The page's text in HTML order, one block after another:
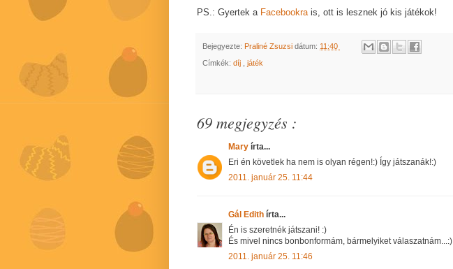
PS.: Gyertek a Facebookrais, ott is lesznek jó kis játékok!
Bejegyezte: Praliné Zsuzsi dátum: 11:40
Címkék: díj , játék
69 megjegyzés :
Mary írta...
Eri én követlek ha nem is olyan régen!:) Így játszanák!:)
2011. január 25. 11:44
Gál Edith írta...
Én is szeretnék játszani! :)
És mivel nincs bonbonformám, bármelyiket válaszatnám...:)
2011. január 25. 11:46